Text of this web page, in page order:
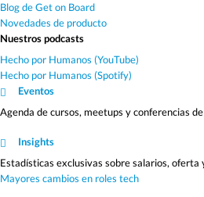
Blog de Get on Board
Novedades de producto
Nuestros podcasts
Hecho por Humanos (YouTube)
Hecho por Humanos (Spotify)
Eventos
Agenda de cursos, meetups y conferencias
Insights
Estadísticas exclusivas sobre salarios,
Mayores cambios en roles tech